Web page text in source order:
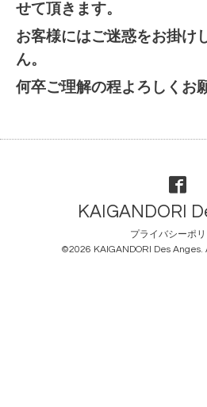
せて頂きます。
お客様にはご迷惑をお掛け
ん。
何卒ご理解の程よろしくお
KAIGANDORI
プライバシーポ
©2026 KAIGANDORI Des Anges.